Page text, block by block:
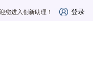
您进入创新助理！ 登录